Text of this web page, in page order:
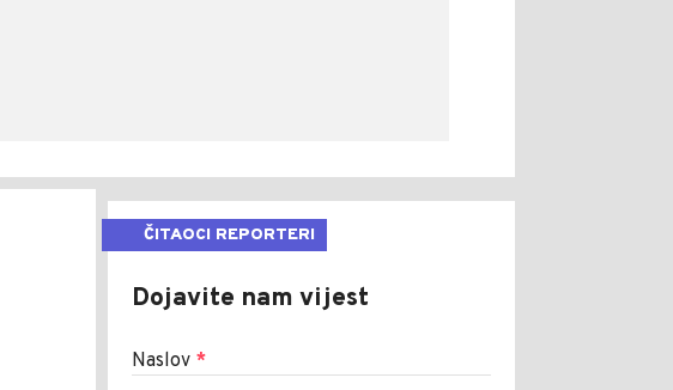
ČITAOCI REPORTERI
Dojavite nam vijest
Naslov *